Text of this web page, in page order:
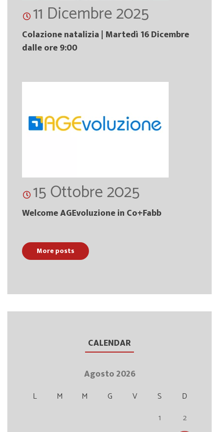
11 Dicembre 2025
Colazione natalizia | Martedì 16 Dicembre
dalle ore 9:00
15 Ottobre 2025
Welcome AGEvoluzione in Co+Fabb
More posts
CALENDAR
Agosto 2026
L M M G V S
D
1
2